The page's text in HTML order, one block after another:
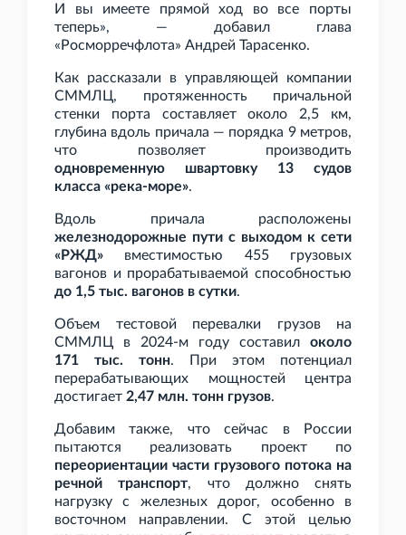
И вы имеете прямой ход во все порты
теперь», — добавил глава
«Росморречфлота» Андрей Тарасенко.
Как рассказали в управляющей компании
СММЛЦ, протяженность причальной
стенки порта составляет около 2,5
км,
глубина вдоль причала — порядка 9 метров,
что позволяет производить
одновременную швартовку 13 судов
класса «река-море».
Вдоль причала расположены
железнодорожные пути с выходом к сети
«РЖД» вместимостью 455 грузовых
вагонов и прорабатываемой способностью
до 1,5 тыс. вагонов в сутки.
Объем тестовой перевалки грузов на
СММЛЦ в 2024-м году составил около
171
тыс. тонн. При этом потенциал
перерабатывающих мощностей центра
достигает 2,47 млн. тонн грузов.
Добавим также, что сейчас в России
пытаются реализовать проект по
переориентации части грузового потока на
речной транспорт, что должно снять
нагрузку с железных дорог, особенно в
восточном направлении. С этой целью